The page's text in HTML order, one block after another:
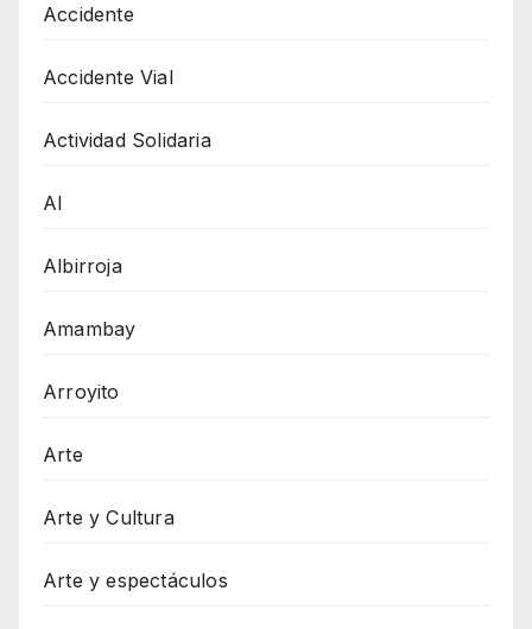
Accidente
Accidente Vial
Actividad Solidaria
AI
Albirroja
Amambay
Arroyito
Arte
Arte y Cultura
Arte y espectáculos